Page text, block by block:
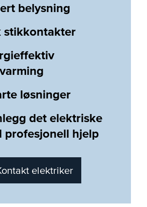
belysning
stikkontakter
løsninger
det elektriske
profesjonell hjelp
elektriker